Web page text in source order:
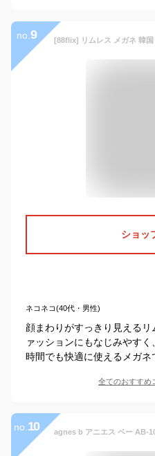
no. 9
ショッ
ネコネコ(40代・男性)
顔まわりがすっきり見える
ァッションにもなじみやす
時間でも快適に使えるメガネ
全てのおすすめ
no. 10